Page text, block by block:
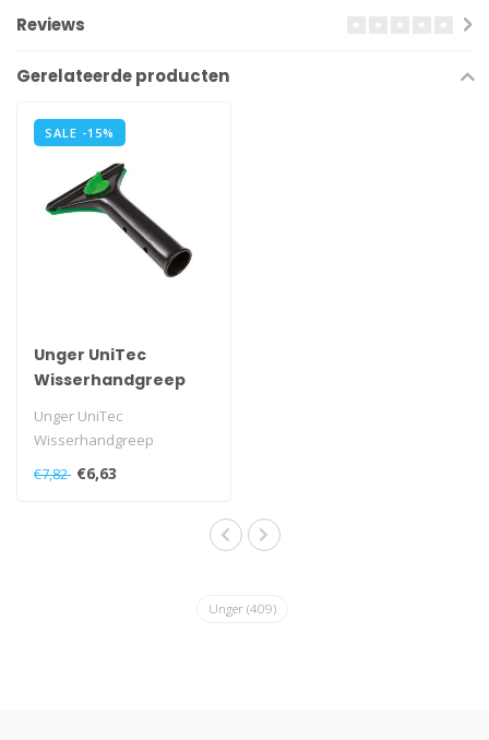
Reviews
Gerelateerde producten
SALE -15%
Unger UniTec
Wisserhandgreep
Unger UniTec
Wisserhandgreep
€7,82 €6,63
Unger (409)